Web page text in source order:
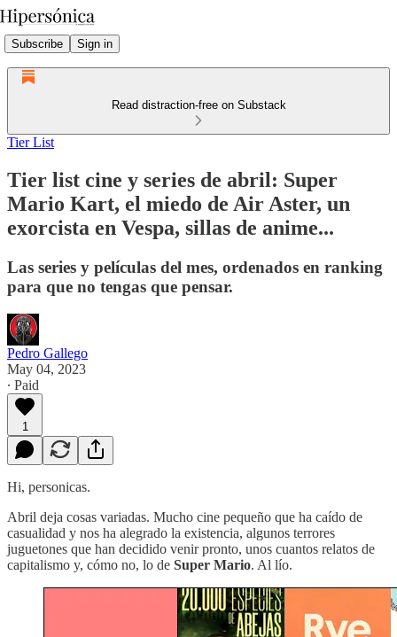
Subscribe Sign in
Read distraction-free on Substack
Tier List
Tier list cine y series de abril: Super
Mario Kart, el miedo de Air Aster, un
exorcista en Vespa, sillas de anime...
Las series y películas del mes, ordenados en ranking
para que no tengas que pensar.
Pedro Gallego
May 04, 2023
∙ Paid
1
Hi, personicas.
Abril deja cosas variadas. Mucho cine pequeño que ha caído de
casualidad y nos ha alegrado la existencia, algunos terrores
juguetones que han decidido venir pronto, unos cuantos relatos de
capitalismo y, cómo no, lo de Super Mario. Al lío.